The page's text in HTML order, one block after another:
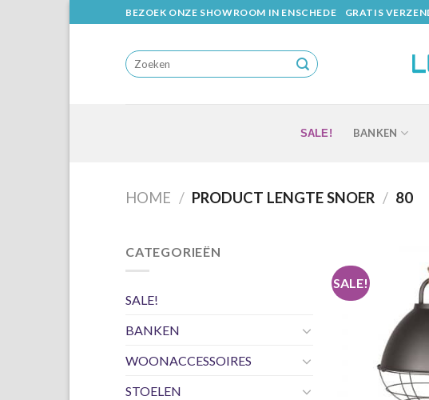
to
BEZOEK ONZE SHOWROOM IN ENSCHEDE GRATIS
SALE! BANKEN
HOME / PRODUCT LENGTE SNOER / 80
CATEGORIEËN
SALE!
BANKEN
WOONACCESSOIRES
STOELEN
SALE!